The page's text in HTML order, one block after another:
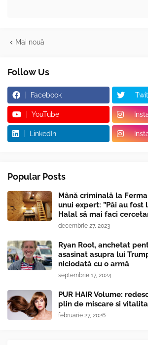
Mai nouă
Follow Us
Facebook
YouTube
LinkedIn
Popular Posts
Mână criminală la
unui expert: ”Păi au fost
Halal să mai faci
decembrie 27, 2023
Ryan Root, anchetat
asasinat asupra lui
niciodată cu o armă
septembrie 17, 2024
PUR HAIR Volume:
plin de miscare si
februarie 27, 2026